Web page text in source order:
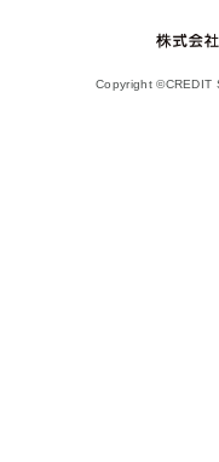
Copyright ©CREDIT